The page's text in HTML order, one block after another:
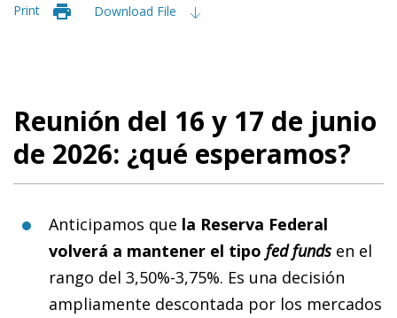
Print Download File
Reunión del 16 y 17 de junio
de 2026: ¿qué esperamos?
Anticipamos que la Reserva Federal
volverá a mantener el tipo fed funds en el
rango del 3,50%-3,75%. Es una decisión
ampliamente descontada por los mercados